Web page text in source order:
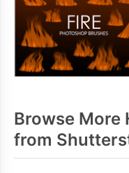
Browse More
from